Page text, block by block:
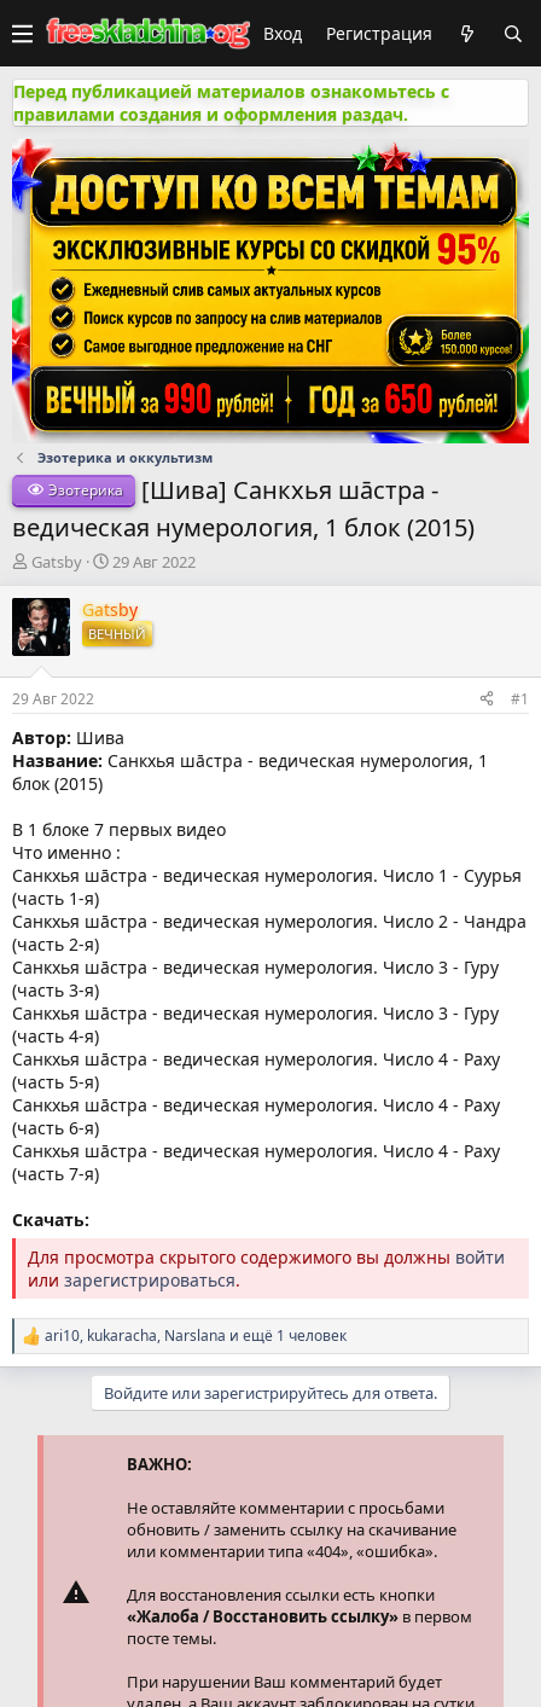
Вход Регистрация
Перед публикацией материалов ознакомьтесь с
правилами создания и оформления раздач.
Эзотерика и оккультизм
Эзотерика
[Шива] Санкхья шāстра -
ведическая нумерология, 1 блок (2015)
А
т
о
р
т
е
м
ы
Gatsby
Д
т
а
н
а
л
а
29 Авг 2022
Gatsby
ВЕЧНЫЙ
29 Авг 2022 #1
Автор: Шива
Название: Санкхья шāстра - ведическая нумерология, 1
блок (2015)
В 1 блоке 7 первых видео
Что именно :
Санкхья шāстра - ведическая нумерология. Число 1 - Суурья
(часть 1-я)
Санкхья шāстра - ведическая нумерология. Число 2 - Чандра
(часть 2-я)
Санкхья шāстра - ведическая нумерология. Число 3 - Гуру
(часть 3-я)
Санкхья шāстра - ведическая нумерология. Число 3 - Гуру
(часть 4-я)
Санкхья шāстра - ведическая нумерология. Число 4 - Раху
(часть 5-я)
Санкхья шāстра - ведическая нумерология. Число 4 - Раху
(часть 6-я)
Санкхья шāстра - ведическая нумерология. Число 4 - Раху
(часть 7-я)
Скачать:
Для просмотра скрытого содержимого вы должны войти
или зарегистрироваться.
Р
е
ari10, kukaracha, Narslana и ещё 1 человек
Войдите или зарегистрируйтесь для ответа.
ВАЖНО:
Не оставляйте комментарии с просьбами
обновить / заменить ссылку на скачивание
или комментарии типа «404», «ошибка».
Для восстановления ссылки есть кнопки
«Жалоба / Восстановить ссылку» в первом
посте темы.
При нарушении Ваш комментарий будет